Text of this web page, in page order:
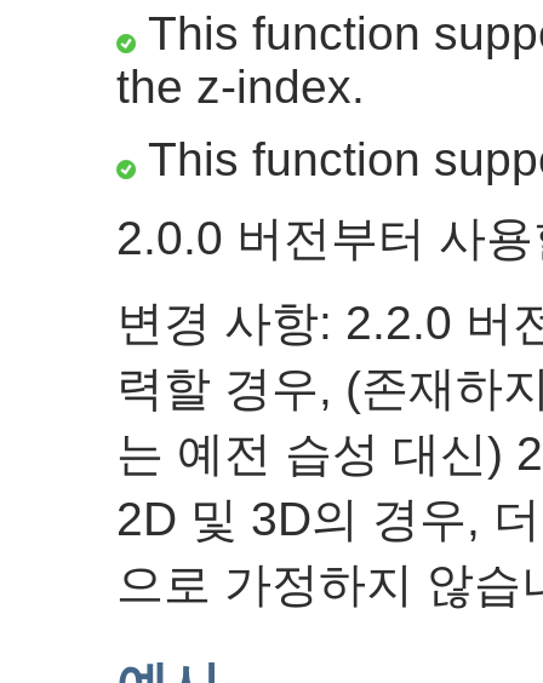
This function
the z-index.
This function
2.0.0 버전부터 사
변경 사항: 2.2.0 버
력할 경우, (존재하
는 예전 습성 대신)
2D 및 3D의 경우,
으로 가정하지 않습